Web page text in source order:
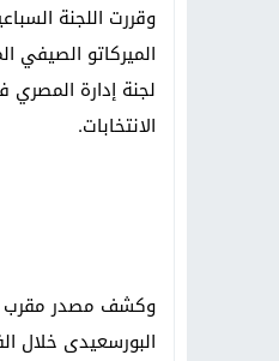
وقررت اللجنة
الميركاتو الصيفي
الانتخابات.
وكشف مصدر مقرب
البورسعيدى خلال